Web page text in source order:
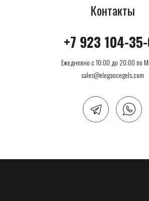
+7 923 104-
sales@elegancegels.com
Ежедневно с 10:00 до 20:00 по
Контакты